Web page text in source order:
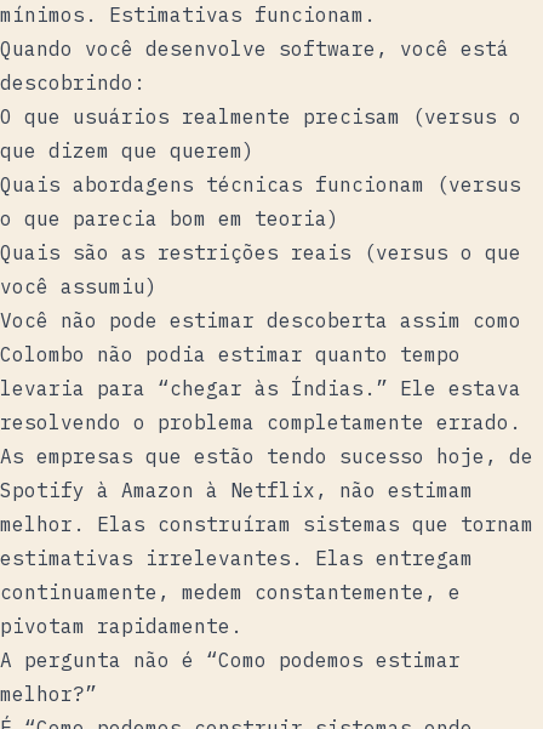
mínimos. Estimativas funcionam.
Quando você desenvolve software, você está
descobrindo:
O que usuários realmente precisam (versus o
que dizem que querem)
Quais abordagens técnicas funcionam (versus
o que parecia bom em teoria)
Quais são as restrições reais (versus o que
você assumiu)
Você não pode estimar descoberta assim como
Colombo não podia estimar quanto tempo
levaria para “chegar às Índias.” Ele estava
resolvendo o problema completamente errado.
As empresas que estão tendo sucesso hoje, de
Spotify à Amazon à Netflix, não estimam
melhor. Elas construíram sistemas que tornam
estimativas irrelevantes. Elas entregam
continuamente, medem constantemente, e
pivotam rapidamente.
A pergunta não é “Como podemos estimar
melhor?”